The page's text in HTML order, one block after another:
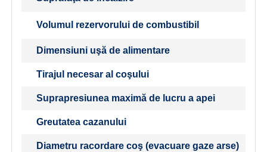
Volumul rezervorului de combustibil
Dimensiuni uşă de alimentare
Tirajul necesar al coşului
Suprapresiunea maximă de lucru a apei
Greutatea cazanului
Diametru racordare coş (evacuare gaze arse)